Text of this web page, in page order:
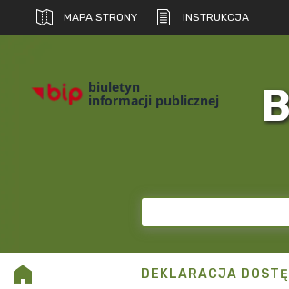
MAPA STRONY INSTRUKCJA
biuletyn
informacji publicznej
DEKLARACJA